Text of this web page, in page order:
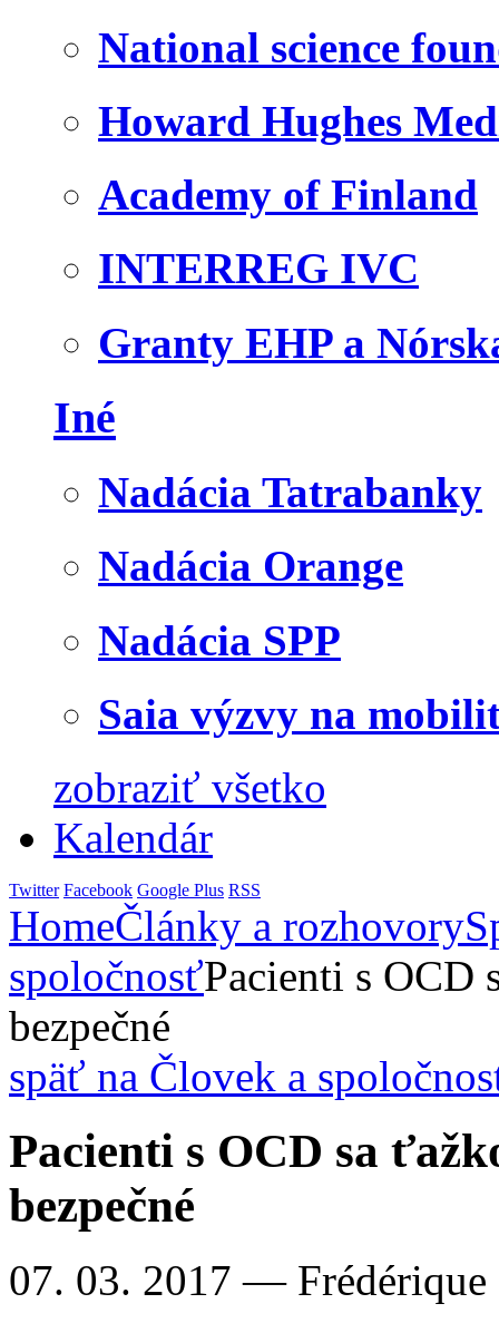
National science
Howard Hughes
Academy of Finland
INTERREG IVC
Granty EHP a
Iné
Nadácia Tatrabanky
Nadácia Orange
Nadácia SPP
Saia výzvy na
zobraziť všetko
Kalendár
Twitter Facebook Google Plus RSS
HomeČlánky a rozhovory
spoločnosťPacienti s OCD
bezpečné
späť na Človek a
Pacienti s OCD sa
bezpečné
07. 03. 2017 — Frédérique